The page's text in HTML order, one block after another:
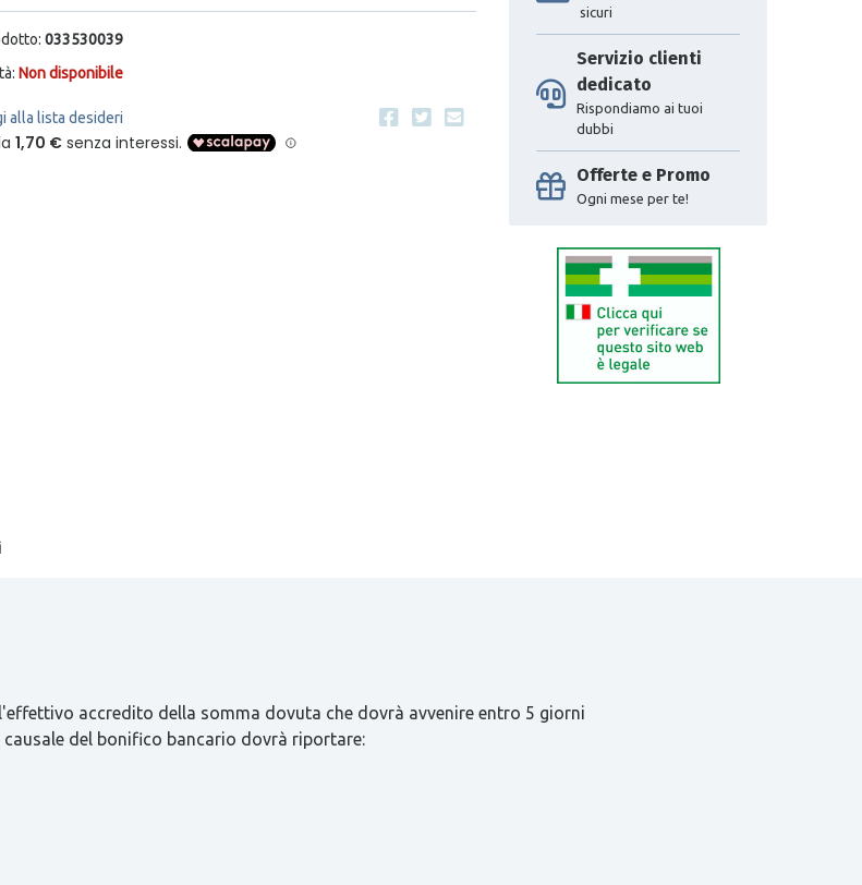
033530039
Non disponibile
alla lista desideri
sicuri
Servizio clienti
dedicato
Rispondiamo ai tuoi
dubbi
Offerte e Promo
Ogni mese per te!
accredito della somma dovuta che dovrà avvenire entro 5 giorni
del bonifico bancario dovrà riportare: